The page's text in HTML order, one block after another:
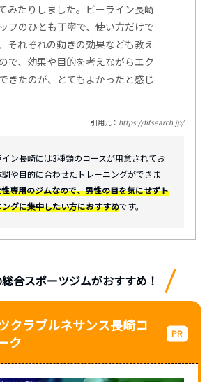
みたりしました。ビーライン長崎
フのひとも丁寧で、使い方だけで
それぞれの動きの効果なども教え
で、効果や目的を考えながらエク
きたのが、とてもよかったと感じ
引用元： https://fitsearch.jp/
イン長崎には3種類のコースが用意されてお
調や目的に合わせたトレーニングができま
専用のジムなので、男性の目を気にせずト
グに集中したい方におすすめです。
合スポーツジムがおすすめ！
クラブルネサンス長崎コ
ク